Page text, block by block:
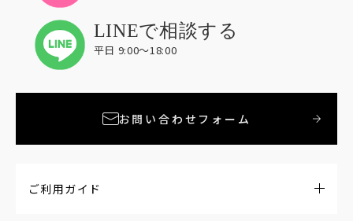
LINEで相談する
平日 9:00〜18:00
お問い合わせフォーム
ご利用ガイド